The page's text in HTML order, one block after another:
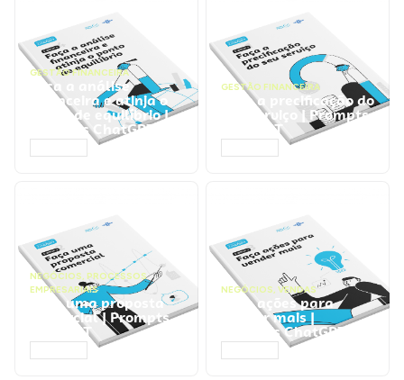
GESTÃO FINANCEIRA
Faça a análise
financeira e atinja o
ponto de equilíbrio |
Prompts ChatGPT
GESTÃO FINANCEIRA
Faça a precificação do
seu serviço | Prompts
ChatGPT
NEGÓCIOS, PROCESSOS
EMPRESARIAIS
Faça uma proposta
comercial | Prompts
ChatGPT
NEGÓCIOS, VENDAS
Faça ações para
vender mais |
Prompts ChatGPT